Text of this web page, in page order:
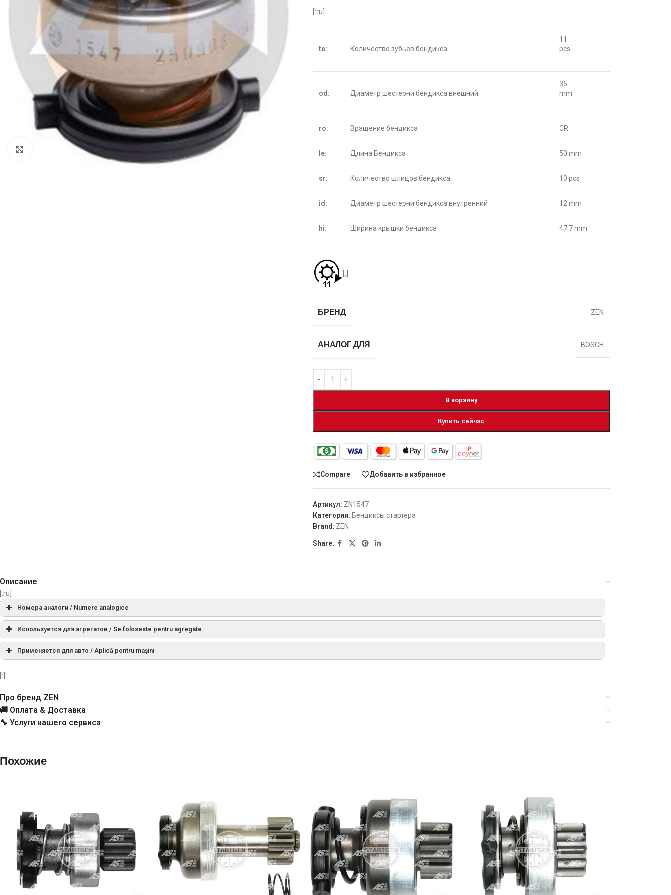
Click to enlarge
[:ru]
te: Количество зубьев бендикса
11
pcs
od: Диаметр шестерни бендикса внешний
35
mm
ro: Вращение бендикса CR
le: Длина Бендикса 50 mm
sr: Количество шлицов бендикса 10 pcs
id: Диаметр шестерни бендикса внутренний 12 mm
hi: Ширина крышки бендикса 47.7 mm
[:]
БРЕНД ZEN
АНАЛОГ ДЛЯ BOSCH
В корзину
Купить сейчас
Compare Добавить в избранное
Артикул: ZN1547
Категория: Бендиксы стартера
Brand: ZEN
Share:
Описание
[:ru]
Номера аналоги / Numere analogice
SD0149
1006209695
F000AL1690
235440
2354 GHIBAUDI
4.5051.1 IKA
SDB1440 KRAUF
Используется для агрегатов / Se foloseste pentru agregate
СПРАВОЧНЫЙ НОМЕР
F000AL0106
Применяется для авто / Aplică pentru mașini
[:]
Про бренд ZEN
🚚 Оплата & Доставка
🔧 Услуги нашего сервиса
Похожие